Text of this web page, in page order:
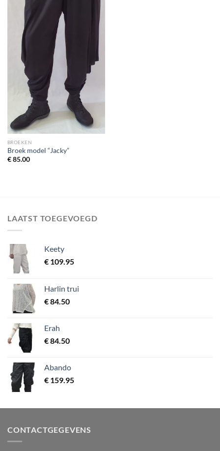
BROEKEN
Broek model “Jacky”
€85.00
LAATST TOEGEVOEGD
Keety
€ 109.95
Harlin trui
€84.50
Erah
€84.50
Abando
€ 159.95
CONTACTGEGEVENS